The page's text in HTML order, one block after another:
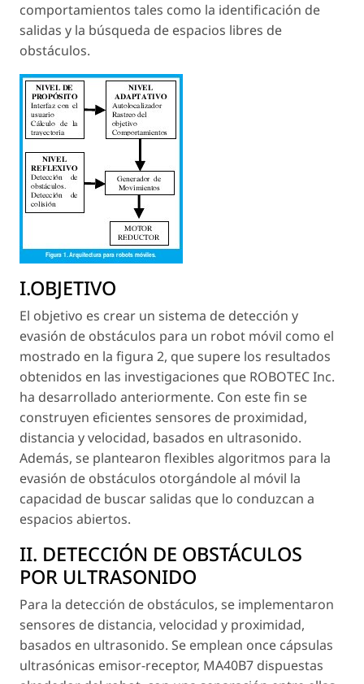
comportamientos tales como la identificación de
salidas y la búsqueda de espacios libres de
obstáculos.
I.OBJETIVO
El objetivo es crear un sistema de detección y
evasión de obstáculos para un robot móvil como el
mostrado en la figura 2, que supere los resultados
obtenidos en las investigaciones que ROBOTEC Inc.
ha desarrollado anteriormente. Con este fin se
construyen eficientes sensores de proximidad,
distancia y velocidad, basados en ultrasonido.
Además, se plantearon flexibles algoritmos para la
evasión de obstáculos otorgándole al móvil la
capacidad de buscar salidas que lo conduzcan a
espacios abiertos.
II. DETECCIÓN DE OBSTÁCULOS
POR ULTRASONIDO
Para la detección de obstáculos, se implementaron
sensores de distancia, velocidad y proximidad,
basados en ultrasonido. Se emplean once cápsulas
ultrasónicas emisor-receptor, MA40B7 dispuestas